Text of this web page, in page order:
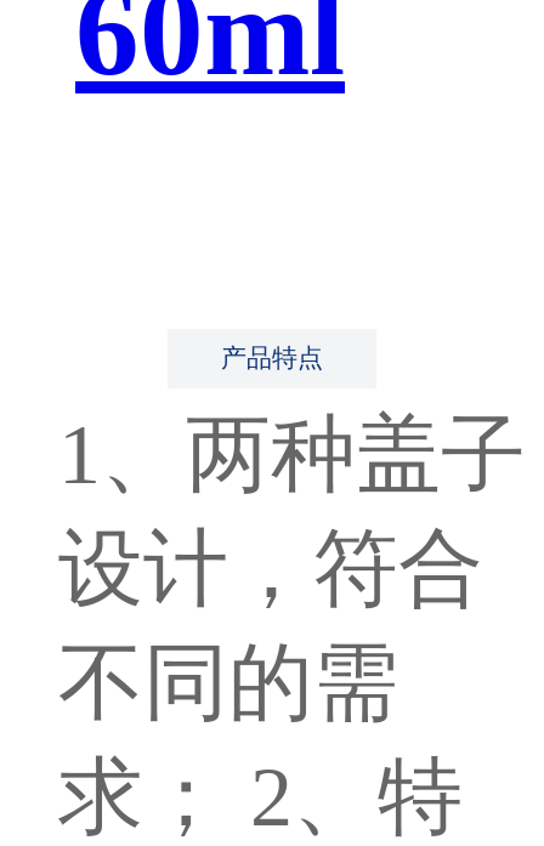
60ml
产品特点
1、两种盖子
设计，符合
不同的需
求； 2、特